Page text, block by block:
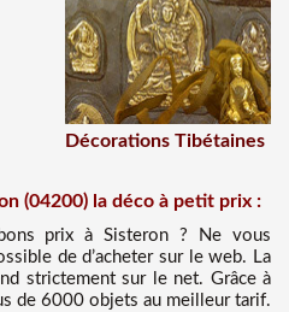
Décorations Tibétaines
(04200) la déco à petit prix :
prix à Sisteron ? Ne vous
de d’acheter sur le web. La
strictement sur le net. Grâce à
de 6000 objets au meilleur tarif.